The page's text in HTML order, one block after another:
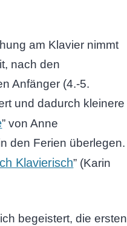
am Klavier nimmt
nach den
Anfänger (4.-5.
und dadurch kleinere
” von Anne
den Ferien überlegen.
Klavierisch” (Karin
begeistert, die ersten